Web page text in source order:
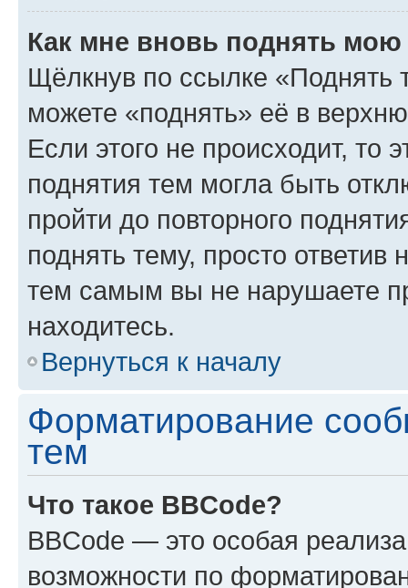
Как мне вновь поднять мою
Щёлкнув по ссылке «Поднять
можете «поднять» её в
Если этого не происходит, то
поднятия тем могла быть
пройти до повторного
поднять тему, просто ответив
тем самым вы не нарушаете
находитесь.
Вернуться к началу
Форматирование
тем
Что такое BBCode?
BBCode — это особая
возможности по